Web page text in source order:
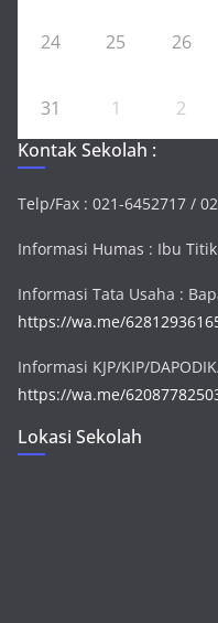
24 25 26
31 1 2
Kontak Sekolah :
Telp/Fax : 021-6452717 /
Informasi Humas : Ibu Titik
Informasi Tata Usaha :
https://wa.me/
Informasi KJP/KIP/
https://wa.me/
Lokasi Sekolah